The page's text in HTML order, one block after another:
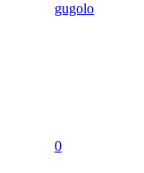
gugolo
0